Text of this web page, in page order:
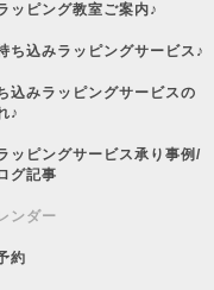
ッピング教室ご案内♪
ち込みラッピングサービス♪
込みラッピングサービスの
♪
ッピングサービス承り事例/
グ記事
ンダー
約